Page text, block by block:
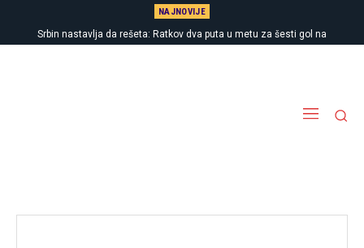
NAJNOVIJE
Srbin nastavlja da rešeta: Ratkov dva puta u metu za šesti gol na
pripremama